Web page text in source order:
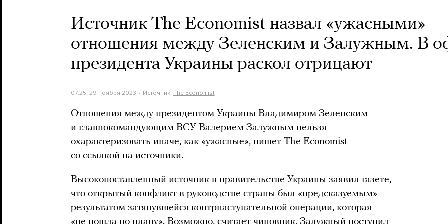
Источник The Economist назвал «ужасными»
отношения между Зеленским и Залужным. В
президента Украины раскол отрицают
07:25, 29 ноября 2023 Источник: The Economist
Отношения между президентом Украины Владимиром Зеленским
и главнокомандующим ВСУ Валерием Залужным нельзя
охарактеризовать иначе, как «ужасные», пишет The Economist
со ссылкой на источники.
Высокопоставленный источник в правительстве Украины заявил газете,
что открытый конфликт в руководстве страны был «предсказуемым»
результатом затянувшейся контрнаступательной операции, которая
«не пошла по плану». Возможно, считает чиновник, Залужный поступил